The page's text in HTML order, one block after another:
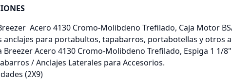
Acero 4130 Cromo-Molibdeno Trefilado, Caja Motor
anclajes para portabultos, tapabarros, portabotellas y otros
Breezer Acero 4130 Cromo-Molibdeno Trefilado, Espiga 1 1/
/ Anclajes Laterales para Accesorios.
(2X9)